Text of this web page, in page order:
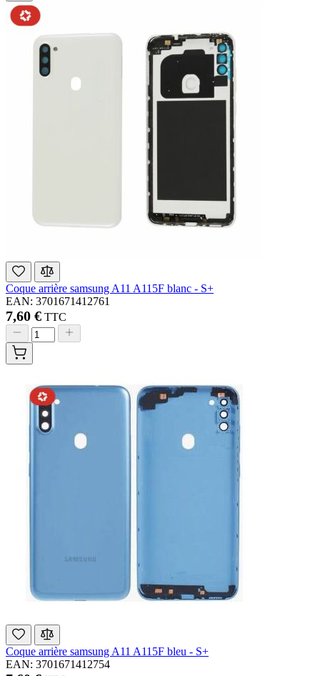
Coque arrière samsung A11 A115F blanc - S+
EAN: 3701671412761
7,60 € TTC
Coque arrière samsung A11 A115F bleu - S+
EAN: 3701671412754